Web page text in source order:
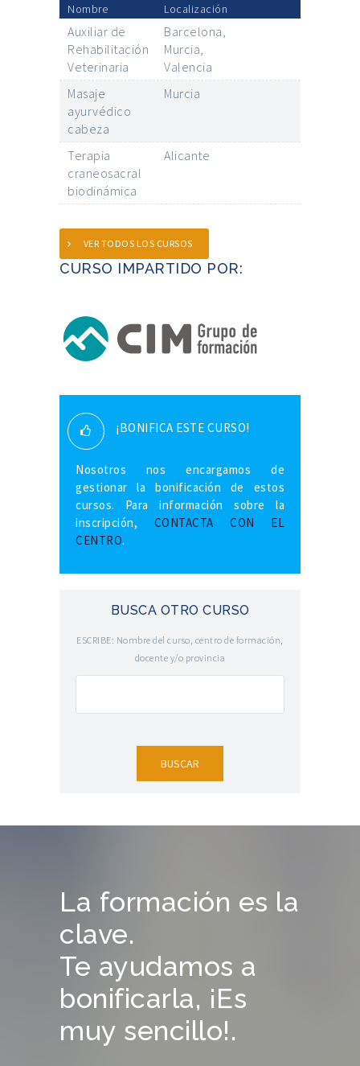
Nombre Localización
Auxiliar de
Rehabilitación
Veterinaria
Barcelona,
Murcia,
Valencia
Masaje
ayurvédico
cabeza
Murcia
Terapia
craneosacral
biodinámica
Alicante
VER TODOS LOS CURSOS
CURSO IMPARTIDO POR:
¡BONIFICA ESTE CURSO!
Nosotros nos encargamos de
gestionar la bonificación de estos
cursos. Para información sobre la
inscripción, CONTACTA CON EL
CENTRO.
BUSCA OTRO CURSO
ESCRIBE: Nombre del curso, centro de formación,
docente y/o provincia
La formación es la
clave.
Te ayudamos a
bonificarla, ¡Es
muy sencillo!.